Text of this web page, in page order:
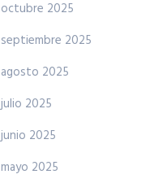
octubre 2025
septiembre 2025
agosto 2025
julio 2025
junio 2025
mayo 2025